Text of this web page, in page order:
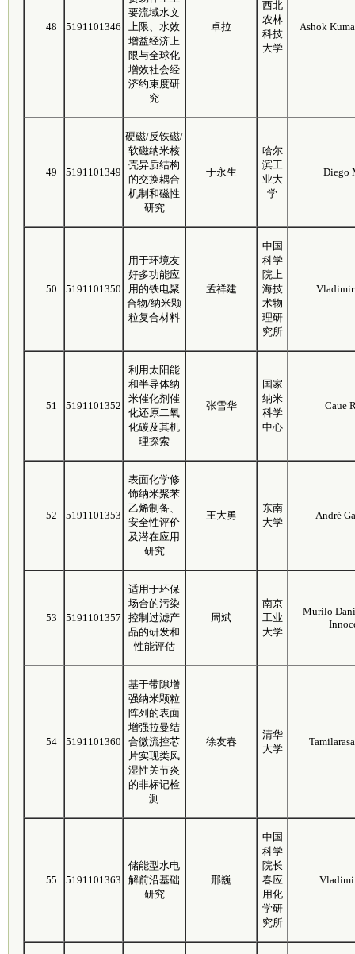
48 5191101346
要流域水文
上限、水效
增益经济上
限与全球化
增效社会经
济约束度研
究
卓拉
西北
农林
科技
大学
Ashok
49 5191101349
硬磁/反铁磁/
软磁纳米核
壳异质结构
的交换耦合
机制和磁性
研究
于永生
哈尔
滨工
业大
学
Diego
50 5191101350
用于环境友
好多功能应
用的铁电聚
合物/纳米颗
粒复合材料
孟祥建
中国
科学
院上
海技
术物
理研
究所
51 5191101352
利用太阳能
和半导体纳
米催化剂催
化还原二氧
化碳及其机
理探索
张雪华
国家
纳米
科学
中心
Caue
52 5191101353
表面化学修
饰纳米聚苯
乙烯制备、
安全性评价
及潜在应用
研究
王大勇
东南
大学
André
53 5191101357
适用于环保
场合的污染
控制过滤产
品的研发和
性能评估
周斌
南京
工业
大学
Murilo
54 5191101360
基于带隙增
强纳米颗粒
阵列的表面
增强拉曼结
合微流控芯
片实现类风
湿性关节炎
的非标记检
测
徐友春
清华
大学
55 5191101363
储能型水电
解前沿基础
研究
邢巍
中国
科学
院长
春应
用化
学研
究所